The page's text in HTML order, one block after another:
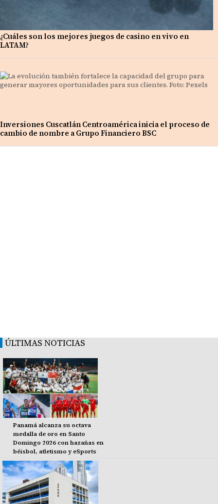
¿Cuáles son los mejores juegos de casino en vivo en
LATAM?
Inversiones Cuscatlán Centroamérica inicia el proceso de
cambio de nombre a Grupo Financiero BSC
ÚLTIMAS NOTICIAS
Panamá alcanza su octava
medalla de oro en Santo
Domingo 2026 con hazañas en
béisbol, atletismo y eSports